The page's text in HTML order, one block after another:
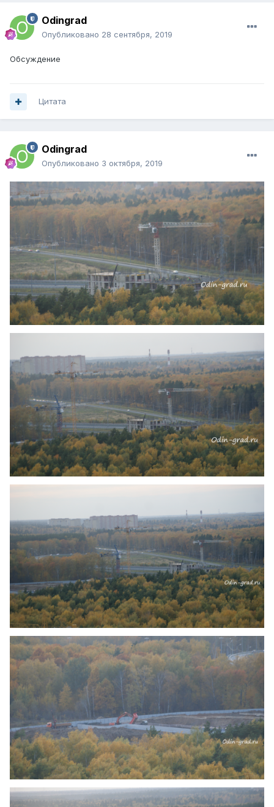
Odingrad
Опубликовано 28 сентября, 2019
Обсуждение
Цитата
Odingrad
Опубликовано 3 октября, 2019